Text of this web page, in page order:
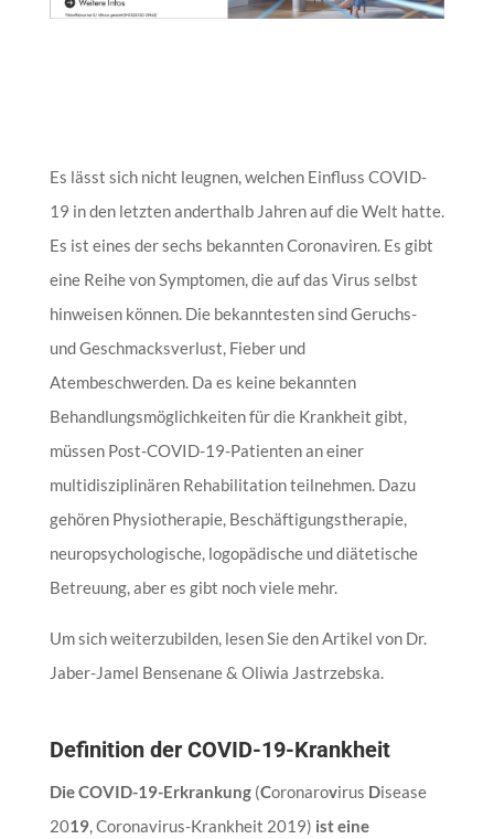
Es lässt sich nicht leugnen, welchen Einfluss COVID-
19 in den letzten anderthalb Jahren auf die Welt hatte.
Es ist eines der sechs bekannten Coronaviren. Es gibt
eine Reihe von Symptomen, die auf das Virus selbst
hinweisen können. Die bekanntesten sind Geruchs-
und Geschmacksverlust, Fieber und
Atembeschwerden. Da es keine bekannten
Behandlungsmöglichkeiten für die Krankheit gibt,
müssen Post-COVID-19-Patienten an einer
multidisziplinären Rehabilitation teilnehmen. Dazu
gehören Physiotherapie, Beschäftigungstherapie,
neuropsychologische, logopädische und diätetische
Betreuung, aber es gibt noch viele mehr.
Um sich weiterzubilden, lesen Sie den Artikel von Dr.
Jaber-Jamel Bensenane & Oliwia Jastrzebska.
Definition der COVID-19-Krankheit
Die COVID-19-Erkrankung(Coronarovirus Disease
2019, Coronavirus-Krankheit 2019) ist eine